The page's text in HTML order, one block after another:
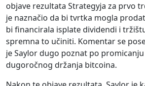
objave rezultata Strategyja za prvo
je naznačio da bi tvrtka mogla
bi financirala isplate dividendi i
spremna to učiniti. Komentar se
je Saylor dugo poznat po
dugoročnog držanja bitcoina.